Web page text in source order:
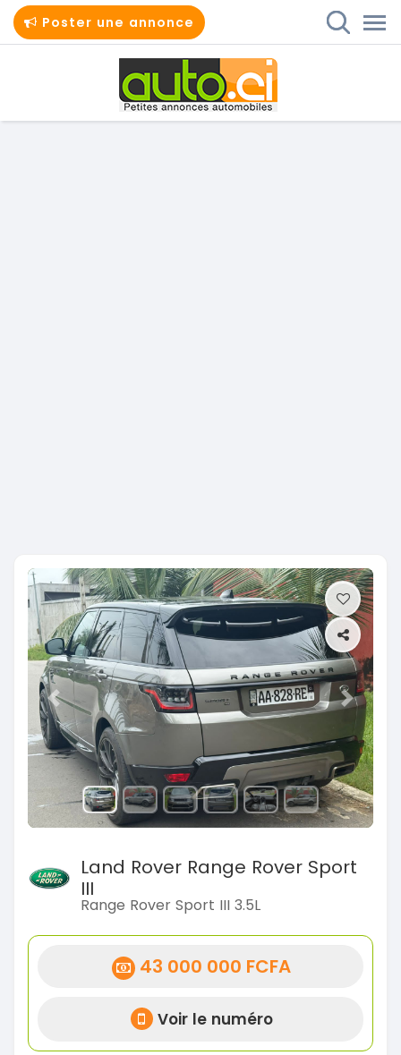
Poster une annonce
Previous Next
Land Rover Range Rover Sport
III
Range Rover Sport III 3.5L
43 000 000 FCFA
Voir le numéro